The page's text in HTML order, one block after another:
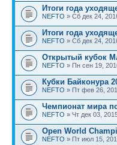
Итоги года
NEFTO » Сб дек 24,
Итоги года
NEFTO » Сб дек 24,
Открытый кубок
NEFTO » Пн сен 19,
Кубки Байконура
NEFTO » Пт фев 26,
Чемпионат мира
NEFTO » Чт дек 03,
Open World
NEFTO » Пт июл 15,